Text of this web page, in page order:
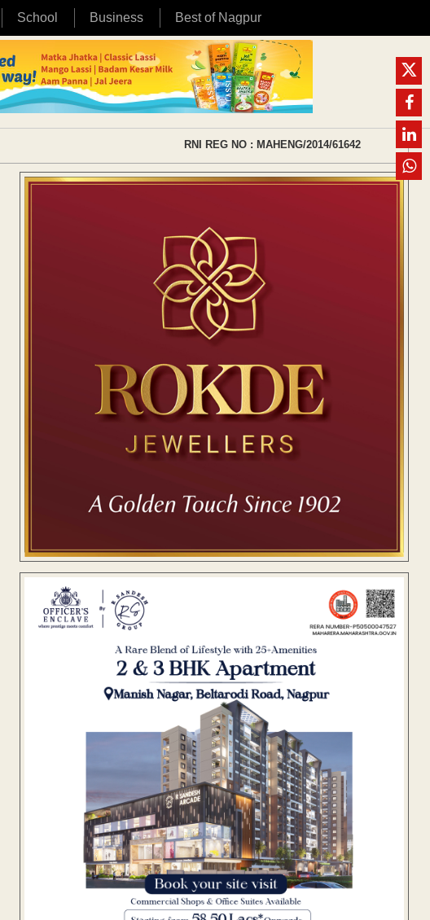
School Business Best of Nagpur
RNI REG NO : MAHENG/2014/61642